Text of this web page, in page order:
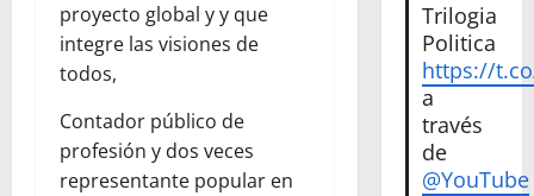
proyecto global y y que
integre las visiones de
todos,
Contador público de
profesión y dos veces
representante popular en
Trilogia
Politica
https://
a
través
de
@YouTube